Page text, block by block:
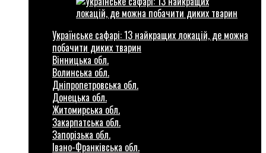
Українське сафарі: 13 найкращих локацій, де можна
побачити диких тварин
Вінницька обл.
Волинська обл.
Дніпропетровська обл.
Донецька обл.
Житомирська обл.
Закарпатська обл.
Запорізька обл.
Івано-Франківська обл.